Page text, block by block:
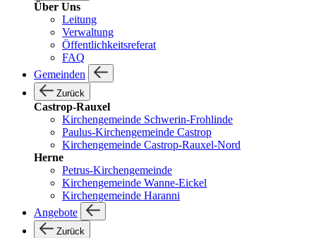
Über Uns
Leitung
Verwaltung
Öffentlichkeitsreferat
FAQ
Gemeinden
Zurück
Castrop-Rauxel
Kirchengemeinde Schwerin-Frohlinde
Paulus-Kirchengemeinde Castrop
Kirchengemeinde Castrop-Rauxel-Nord
Herne
Petrus-Kirchengemeinde
Kirchengemeinde Wanne-Eickel
Kirchengemeinde Haranni
Angebote
Zurück